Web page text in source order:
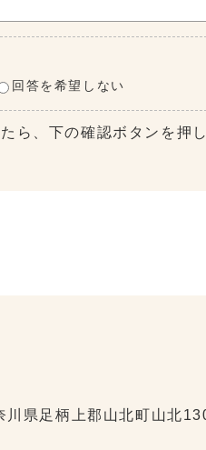
回答を希望しない
ら、下の確認ボタンを押
県足柄上郡山北町山北